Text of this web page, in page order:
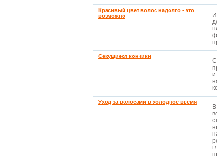
Красивый цвет волос надолго - это
возможно
Секущиеся кончики
С
и
Уход за волосами в холодное время